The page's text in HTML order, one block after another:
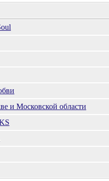
и Московской области